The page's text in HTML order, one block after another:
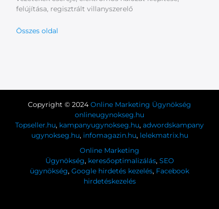
felújítása, regisztrált villanyszerelő
Összes oldal
Copyright © 2024 Online Marketing Ügynökség
onlineugynokseg.hu
Topseller.hu, kampanyugynokseg.hu, adwordskampany
ugynokseg.hu, infomagazin.hu, lelekmatrix.hu
Online Marketing
Ügynökség, keresőoptimalizálás, SEO
ügynökség, Google hirdetés kezelés, Facebook
hirdetéskezelés